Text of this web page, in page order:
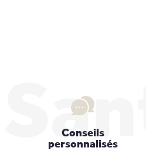
Conseils
personnalisés